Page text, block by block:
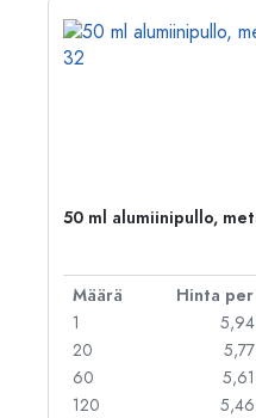
50 ml alumiinipullo,
Määrä
1
20
60
120